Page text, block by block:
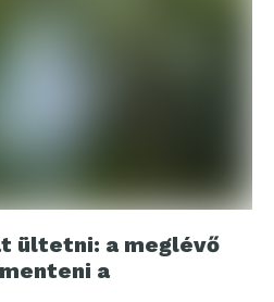
ültetni: a meglévő
a